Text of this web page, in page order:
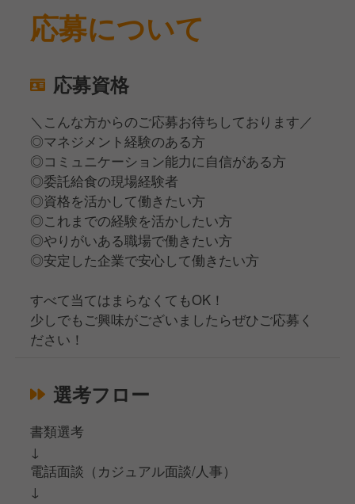
応募について
応募資格
＼こんな方からのご応募お待ちしております／
◎マネジメント経験のある方
◎コミュニケーション能力に自信がある方
◎委託給食の現場経験者
◎資格を活かして働きたい方
◎これまでの経験を活かしたい方
◎やりがいある職場で働きたい方
◎安定した企業で安心して働きたい方
すべて当てはまらなくてもOK！
少しでもご興味がございましたらぜひご応募く
ださい！
選考フロー
書類選考
↓
電話面談（カジュアル面談/人事）
↓